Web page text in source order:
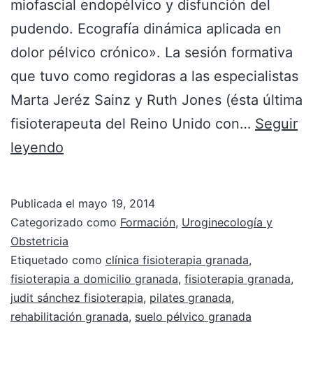
miofascial endopélvico y disfunción del
pudendo. Ecografía dinámica aplicada en
dolor pélvico crónico». La sesión formativa
que tuvo como regidoras a las especialistas
Marta Jeréz Sainz y Ruth Jones (ésta última
fisioterapeuta del Reino Unido con… Seguir
leyendo
Publicada el mayo 19, 2014
Categorizado como Formación, Uroginecología y
Obstetricia
Etiquetado como clínica fisioterapia granada,
fisioterapia a domicilio granada, fisioterapia granada,
judit sánchez fisioterapia, pilates granada,
rehabilitación granada, suelo pélvico granada